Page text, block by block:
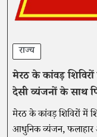
राज्य
मेरठ के कांवड़
देसी व्यंजनों के साथ
मेरठ के कांवड़ शिविरों में
आधुनिक व्यंजन, फलाहार